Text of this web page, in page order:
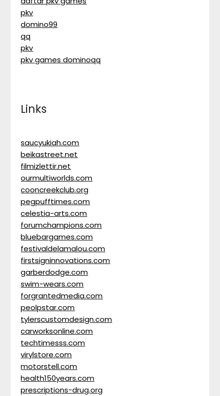
pkv
domino99
qq
pkv
pkv games dominoqq
Links
saucyukiah.com
beikastreet.net
filmizlettir.net
ourmultiworlds.com
cooncreekclub.org
pegpufftimes.com
celestia-arts.com
forumchampions.com
bluebargames.com
festivaldelamalou.com
firstsigninnovations.com
garberdodge.com
swim-wears.com
forgrantedmedia.com
peolpstar.com
tylerscustomdesign.com
carworksonline.com
techtimesss.com
virylstore.com
motorstell.com
health150years.com
prescriptions-drug.org